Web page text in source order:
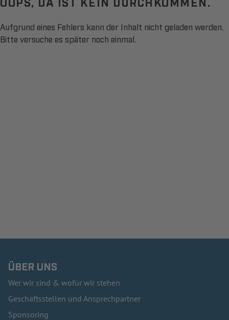
Aufgrund eines Fehlers kann der Inhalt nicht geladen werden.
Bitte versuche es später noch einmal.
ÜBER UNS
Wer wir sind & wofür wir stehen
Geschäftsstellen und Ansprechpartner
Sponsoring